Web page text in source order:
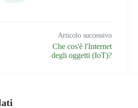
Articolo successivo
Che cos'è l'Internet
degli oggetti (IoT)?